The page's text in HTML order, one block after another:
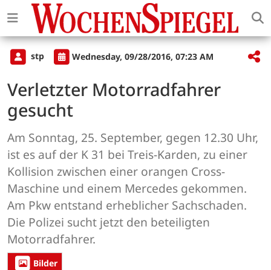
stp Wednesday, 09/28/2016, 07:23 AM
Verletzter Motorradfahrer
gesucht
Am Sonntag, 25. September, gegen 12.30 Uhr,
ist es auf der K 31 bei Treis-Karden, zu einer
Kollision zwischen einer orangen Cross-
Maschine und einem Mercedes gekommen.
Am Pkw entstand erheblicher Sachschaden.
Die Polizei sucht jetzt den beteiligten
Motorradfahrer.
Bilder